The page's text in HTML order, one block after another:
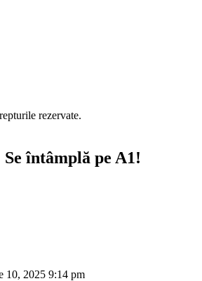
rezervate.
întâmplă pe A1!
10, 2025 9:14 pm